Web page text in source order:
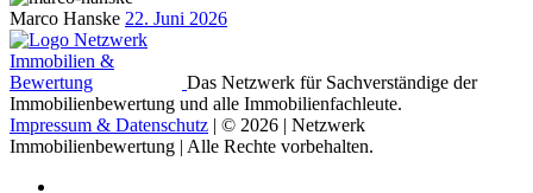
Marco Hanske 22. Juni 2026
Das Netzwerk für Sachverständige der
Immobilienbewertung und alle Immobilienfachleute.
Impressum & Datenschutz | © 2026 | Netzwerk
Immobilienbewertung | Alle Rechte vorbehalten.